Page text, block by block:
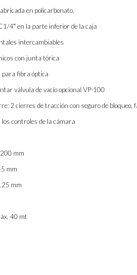
en policarbonato.
4″ en la parte inferior de la caja
intercambiables
con junta tórica
para fibra óptica
válvula de vacío opcional VP-100
2 cierres de tracción con seguro de bloqueo,
los controles de la cámara
mm
mm
mm
40 mt